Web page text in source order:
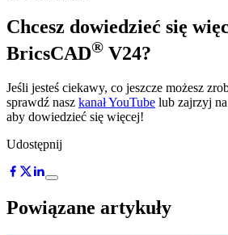
Chcesz dowiedzieć się
BricsCAD® V24?
Jeśli jesteś ciekawy, co jeszcze możesz
sprawdź nasz kanał YouTube lub zajrzyj
aby dowiedzieć się więcej!
Udostępnij
Powiązane artykuły